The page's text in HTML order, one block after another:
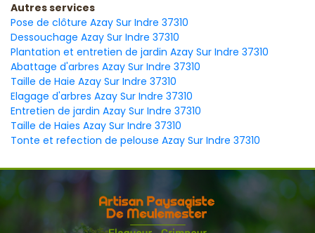
Autres services
Pose de clôture Azay Sur Indre 37310
Dessouchage Azay Sur Indre 37310
Plantation et entretien de jardin Azay Sur Indre 37310
Abattage d'arbres Azay Sur Indre 37310
Taille de Haie Azay Sur Indre 37310
Elagage d'arbres Azay Sur Indre 37310
Entretien de jardin Azay Sur Indre 37310
Taille de Haies Azay Sur Indre 37310
Tonte et refection de pelouse Azay Sur Indre 37310